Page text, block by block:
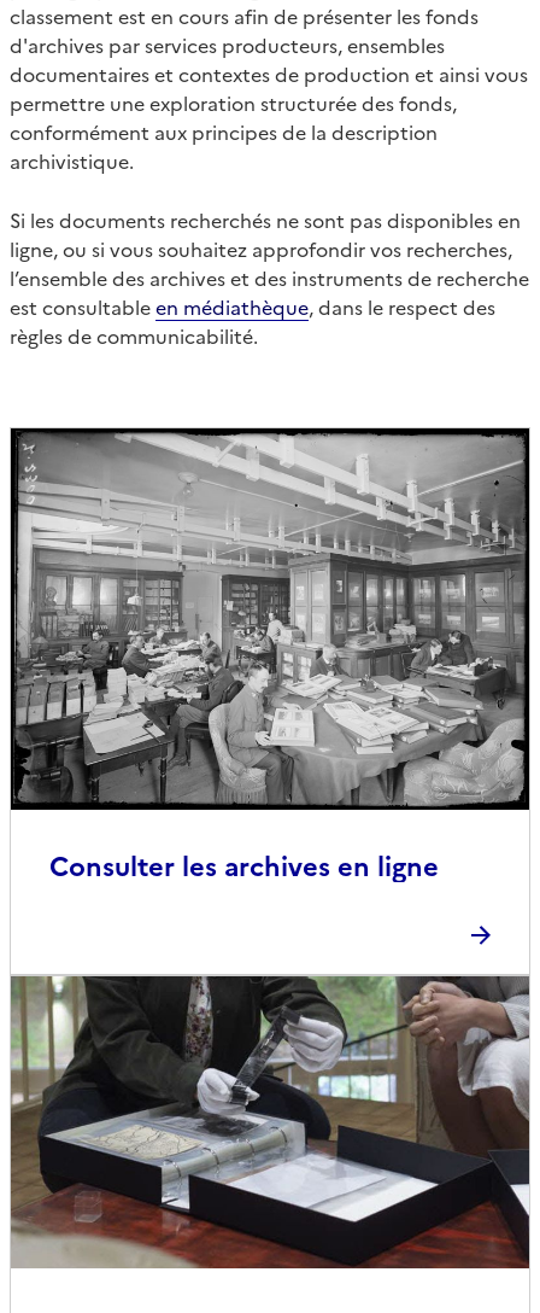
classement est en cours afin de présenter les fonds
d'archives par services producteurs, ensembles
documentaires et contextes de production et ainsi vous
permettre une exploration structurée des fonds,
conformément aux principes de la description
archivistique.
Si les documents recherchés ne sont pas disponibles en
ligne, ou si vous souhaitez approfondir vos recherches,
l’ensemble des archives et des instruments de recherche
est consultableen médiathèque, dans le respect des
règles de communicabilité.
Consulter les archives en ligne